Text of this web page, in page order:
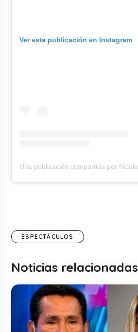
Ver esta publicación en Instagram
ESPECTÁCULOS
Noticias relacionadas